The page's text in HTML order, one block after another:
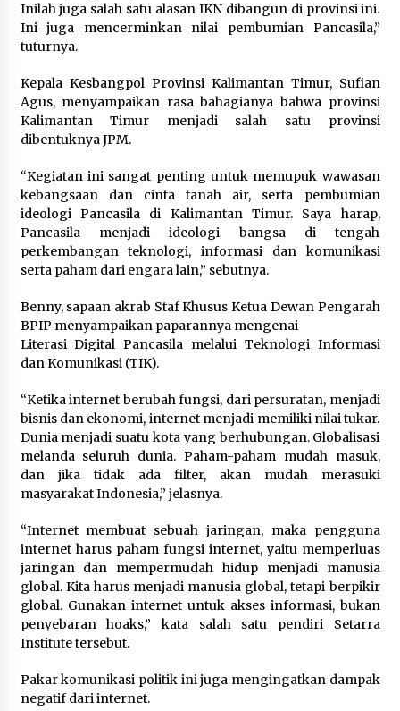
Inilah juga salah satu alasan IKN dibangun di provinsi ini.
Ini juga mencerminkan nilai pembumian Pancasila,”
tuturnya.
Kepala Kesbangpol Provinsi Kalimantan Timur, Sufian
Agus, menyampaikan rasa bahagianya bahwa provinsi
Kalimantan Timur menjadi salah satu provinsi
dibentuknya JPM.
“Kegiatan ini sangat penting untuk memupuk wawasan
kebangsaan dan cinta tanah air, serta pembumian
ideologi Pancasila di Kalimantan Timur. Saya harap,
Pancasila menjadi ideologi bangsa di tengah
perkembangan teknologi, informasi dan komunikasi
serta paham dari engara lain,” sebutnya.
Benny, sapaan akrab Staf Khusus Ketua Dewan Pengarah
BPIP menyampaikan paparannya mengenai
Literasi Digital Pancasila melalui Teknologi Informasi
dan Komunikasi (TIK).
“Ketika internet berubah fungsi, dari persuratan, menjadi
bisnis dan ekonomi, internet menjadi memiliki nilai tukar.
Dunia menjadi suatu kota yang berhubungan. Globalisasi
melanda seluruh dunia. Paham-paham mudah masuk,
dan jika tidak ada filter, akan mudah merasuki
masyarakat Indonesia,” jelasnya.
“Internet membuat sebuah jaringan, maka pengguna
internet harus paham fungsi internet, yaitu memperluas
jaringan dan mempermudah hidup menjadi manusia
global. Kita harus menjadi manusia global, tetapi berpikir
global. Gunakan internet untuk akses informasi, bukan
penyebaran hoaks,” kata salah satu pendiri Setarra
Institute tersebut.
Pakar komunikasi politik ini juga mengingatkan dampak
negatif dari internet.